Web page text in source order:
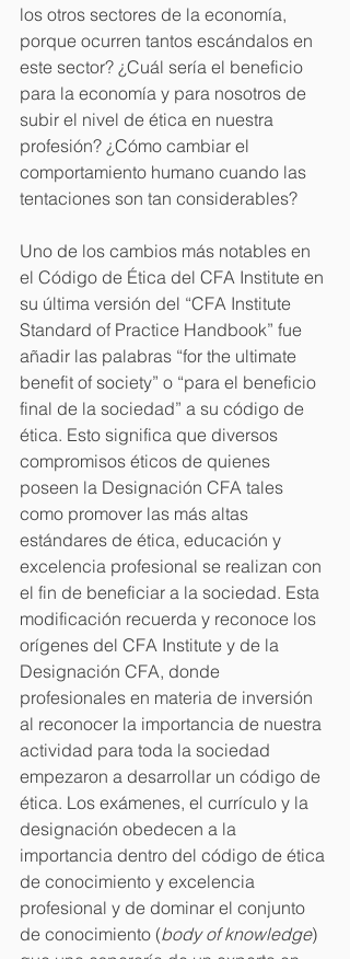
los otros sectores de la economía,
porque ocurren tantos escándalos en
este sector? ¿Cuál sería el beneficio
para la economía y para nosotros de
subir el nivel de ética en nuestra
profesión? ¿Cómo cambiar el
comportamiento humano cuando las
tentaciones son tan considerables?
Uno de los cambios más notables en
el Código de Ética del CFA Institute en
su última versión del “CFA Institute
Standard of Practice Handbook” fue
añadir las palabras “for the ultimate
benefit of society” o “para el beneficio
final de la sociedad” a su código de
ética. Esto significa que diversos
compromisos éticos de quienes
poseen la Designación CFA tales
como promover las más altas
estándares de ética, educación y
excelencia profesional se realizan con
el fin de beneficiar a la sociedad. Esta
modificación recuerda y reconoce los
orígenes del CFA Institute y de la
Designación CFA, donde
profesionales en materia de inversión
al reconocer la importancia de nuestra
actividad para toda la sociedad
empezaron a desarrollar un código de
ética. Los exámenes, el currículo y la
designación obedecen a la
importancia dentro del código de ética
de conocimiento y excelencia
profesional y de dominar el conjunto
de conocimiento (body of knowledge)